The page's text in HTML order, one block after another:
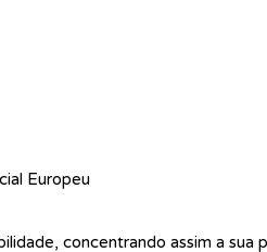
Europeu
concentrando assim a